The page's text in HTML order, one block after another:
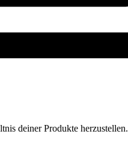
deiner Produkte herzustellen.